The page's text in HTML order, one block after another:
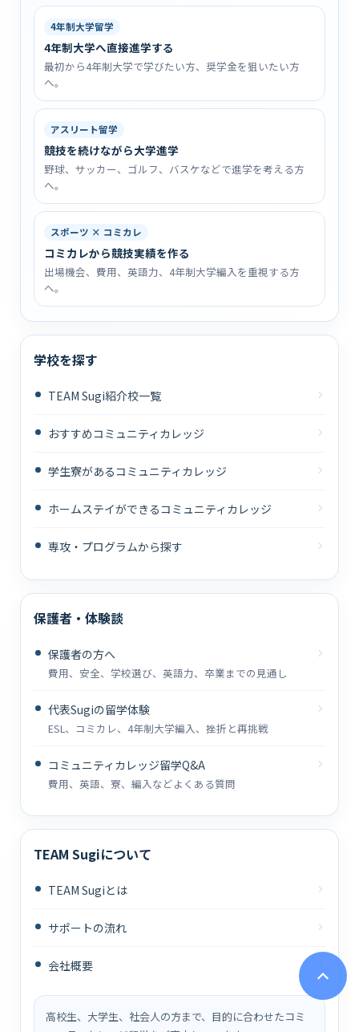
4年制大学留学
4年制大学へ直接進学する
最初から4年制大学で学びたい方、奨学金を狙いたい方
へ。
アスリート留学
競技を続けながら大学進学
野球、サッカー、ゴルフ、バスケなどで進学を考える方
へ。
スポーツ × コミカレ
コミカレから競技実績を作る
出場機会、費用、英語力、4年制大学編入を重視する方
へ。
学校を探す
TEAM Sugi紹介校一覧
おすすめコミュニティカレッジ
学生寮があるコミュニティカレッジ
ホームステイができるコミュニティカレッジ
専攻・プログラムから探す
保護者・体験談
保護者の方へ
費用、安全、学校選び、英語力、卒業までの見通し
代表Sugiの留学体験
ESL、コミカレ、4年制大学編入、挫折と再挑戦
コミュニティカレッジ留学Q&A
費用、英語、寮、編入などよくある質問
TEAM Sugiについて
TEAM Sugiとは
サポートの流れ
会社概要
高校生、大学生、社会人の方まで、目的に合わせたコミ